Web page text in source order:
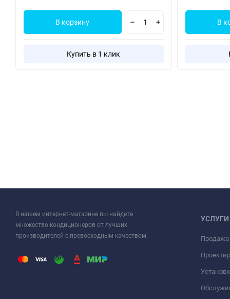
В корзину
Купить в 1 клик
В
В нашем интернет-магазине вы найдете
множество кондиционеров от лучших
производителей с превосходным качеством.
УСЛУГИ
Продажа